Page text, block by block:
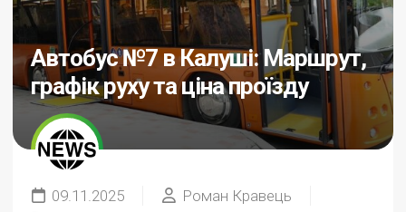
Автобус №7 в Калуші: Маршрут,
графік руху та ціна проїзду
09.11.2025
Роман Кравець